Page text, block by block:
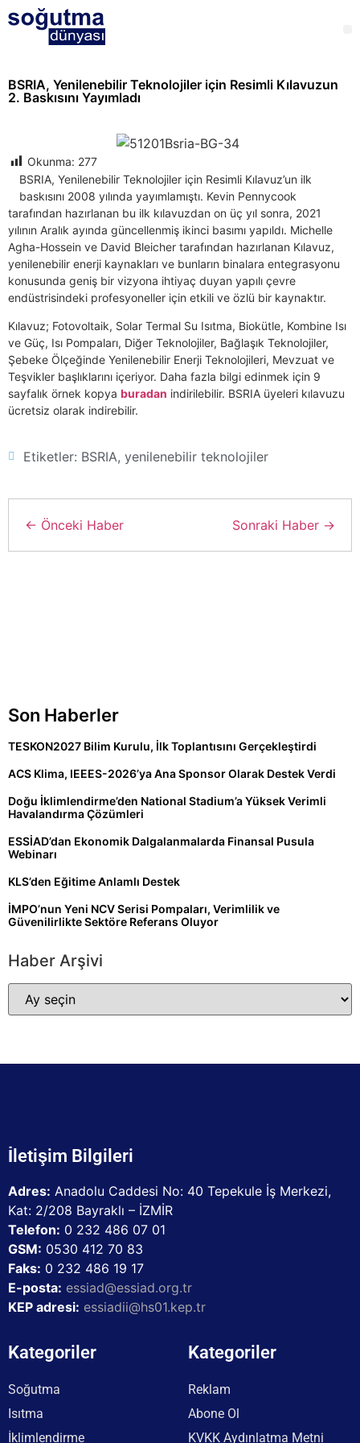
BSRIA, Yenilenebilir Teknolojiler için Resimli Kılavuzun
2. Baskısını Yayımladı
Okunma: 277
BSRIA, Yenilenebilir Teknolojiler için Resimli Kılavuz’un ilk
baskısını 2008 yılında yayımlamıştı. Kevin Pennycook
tarafından hazırlanan bu ilk kılavuzdan on üç yıl sonra, 2021
yılının Aralık ayında güncellenmiş ikinci basımı yapıldı. Michelle
Agha-Hossein ve David Bleicher tarafından hazırlanan Kılavuz,
yenilenebilir enerji kaynakları ve bunların binalara entegrasyonu
konusunda geniş bir vizyona ihtiyaç duyan yapılı çevre
endüstrisindeki profesyoneller için etkili ve özlü bir kaynaktır.
Kılavuz; Fotovoltaik, Solar Termal Su Isıtma, Biokütle, Kombine Isı
ve Güç, Isı Pompaları, Diğer Teknolojiler, Bağlaşık Teknolojiler,
Şebeke Ölçeğinde Yenilenebilir Enerji Teknolojileri, Mevzuat ve
Teşvikler başlıklarını içeriyor. Daha fazla bilgi edinmek için 9
sayfalık örnek kopya buradan indirilebilir. BSRIA üyeleri kılavuzu
ücretsiz olarak indirebilir.
Etiketler: BSRIA, yenilenebilir teknolojiler
← Önceki Haber Sonraki Haber →
Son Haberler
TESKON2027 Bilim Kurulu, İlk Toplantısını Gerçekleştirdi
ACS Klima, IEEES-2026’ya Ana Sponsor Olarak Destek Verdi
Doğu İklimlendirme’den National Stadium’a Yüksek Verimli
Havalandırma Çözümleri
ESSİAD’dan Ekonomik Dalgalanmalarda Finansal Pusula
Webinarı
KLS’den Eğitime Anlamlı Destek
İMPO’nun Yeni NCV Serisi Pompaları, Verimlilik ve
Güvenilirlikte Sektöre Referans Oluyor
Haber Arşivi
İletişim Bilgileri
Adres: Anadolu Caddesi No: 40 Tepekule İş Merkezi,
Kat: 2/208 Bayraklı – İZMİR
Telefon: 0 232 486 07 01
GSM: 0530 412 70 83
Faks: 0 232 486 19 17
E-posta: essiad@essiad.org.tr
KEP adresi: essiadii@hs01.kep.tr
Kategoriler
Soğutma
Isıtma
İklimlendirme
Kategoriler
Reklam
Abone Ol
KVKK Aydınlatma Metni